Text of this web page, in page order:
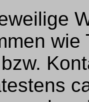
wie